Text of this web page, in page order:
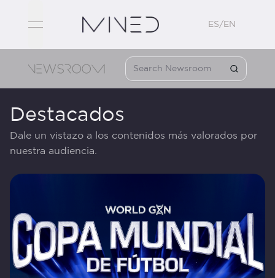
open navigation menu
ES/EN
Destacados
Dale un vistazo a los contenidos más valorados por
nuestra audiencia.